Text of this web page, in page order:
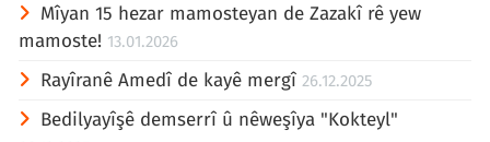
Mîyan 15 hezar mamosteyan de Zazakî rê yew
mamoste! 13.01.2026
Rayîranê Amedî de kayê mergî 26.12.2025
Bedilyayîşê demserrî û nêweşîya "Kokteyl"